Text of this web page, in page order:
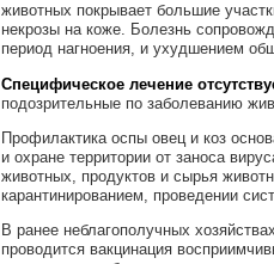
животных покрывает большие
некрозы на коже. Болезнь
период нагноения, и ухудшением
Специфическое лечение
подозрительные по заболеванию
Профилактика оспы овец и коз
и охране территории от заноса
животных, продуктов и сырья
карантинированием, проведении
В ранее неблагополучных
проводится вакцинация